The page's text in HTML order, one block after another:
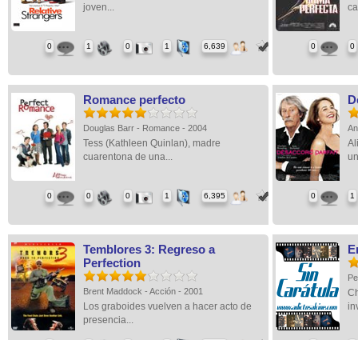
joven...
0 1 0 1 6,639 0 0
Romance perfecto
Douglas Barr - Romance - 2004
Tess (Kathleen Quinlan), madre
cuarentona de una...
0 0 0 1 6,395 0 1
Temblores 3: Regreso a
Perfection
Brent Maddock - Acción - 2001
Los graboides vuelven a hacer acto de
presencia...